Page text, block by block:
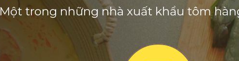
Một trong những nhà xuất khẩu tôm